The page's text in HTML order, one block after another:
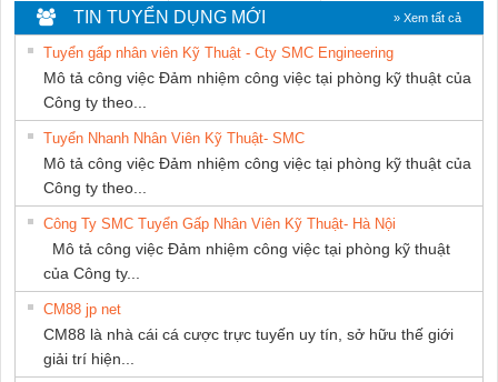
THIÊN ÂN VIỆT
NAM
KTECH VIỆT
NAM
TIN TUYỂN DỤNG MỚI » Xem tất cả
Tuyển gấp nhân viên Kỹ Thuật - Cty SMC Engineering
Mô tả công việc Đảm nhiệm công việc tại phòng kỹ thuật của
Công ty theo...
Tuyển Nhanh Nhân Viên Kỹ Thuật- SMC
Mô tả công việc Đảm nhiệm công việc tại phòng kỹ thuật của
Công ty theo...
Công Ty SMC Tuyển Gấp Nhân Viên Kỹ Thuật- Hà Nội
Mô tả công việc Đảm nhiệm công việc tại phòng kỹ thuật
của Công ty...
CM88 jp net
CM88 là nhà cái cá cược trực tuyến uy tín, sở hữu thế giới
giải trí hiện...